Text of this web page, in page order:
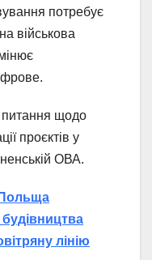
потребує
військова
питання щодо
проєктів у
ОВА.
Польща
лінію